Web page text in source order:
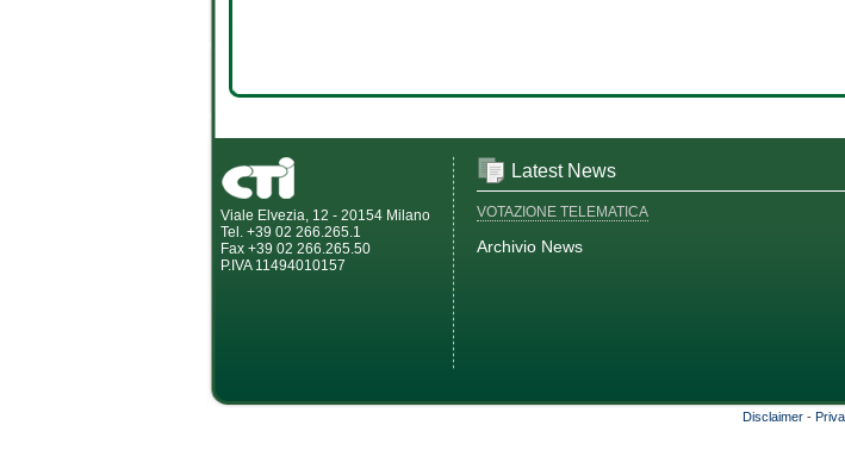
Viale Elvezia, 12 - 20154 Milano
Tel. +39 02 266.265.1
Fax +39 02 266.265.50
P.IVA 11494010157
Latest News
VOTAZIONE TELEMATICA
Archivio News
Disclaimer -